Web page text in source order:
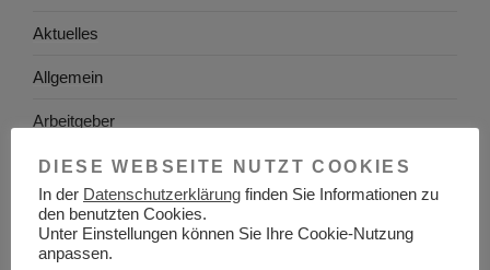
Aktuelles
Allgemein
Arbeitgeber
Arbeitsplatzsuche
Arbeitsrecht
Arbeitswelt
DIESE WEBSEITE NUTZT COOKIES
In der Datenschutzerklärung finden Sie Informationen zu
den benutzten Cookies.
Unter Einstellungen können Sie Ihre Cookie-Nutzung
anpassen.